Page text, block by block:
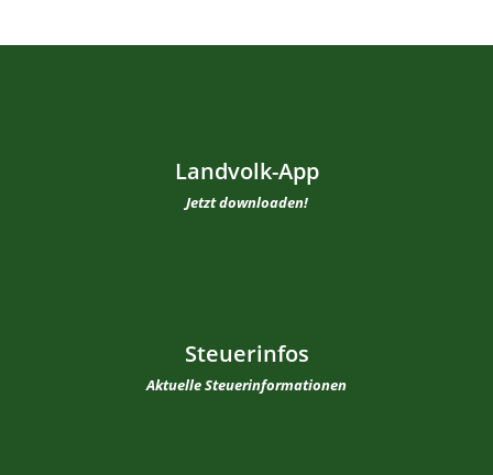
Landvolk-App
Jetzt downloaden!
Steuerinfos
Aktuelle Steuerinformationen